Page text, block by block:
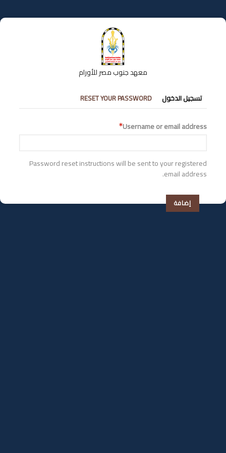
إلى
المحتوى
معهد جنوب مصر للأورام
التبويبات
الأساسية
تسجيل الدخول RESET YOUR PASSWORD
Username or email address
Password reset instructions will be sent to your registered
email address.